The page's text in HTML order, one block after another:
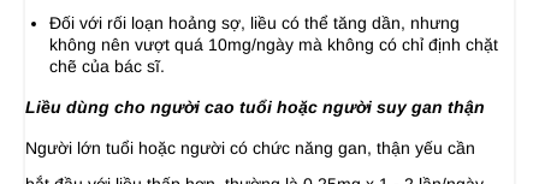
Đối với rối loạn hoảng sợ, liều có thể tăng dần, nhưng
không nên vượt quá 10mg/ngày mà không có chỉ định chặt
chẽ của bác sĩ.
Liều dùng cho người cao tuổi hoặc người suy gan thận
Người lớn tuổi hoặc người có chức năng gan, thận yếu cần